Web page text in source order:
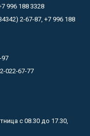
996 188 3328
2-67-87, +7 996 188
97
022-67-77
с 08.30 до 17.30,